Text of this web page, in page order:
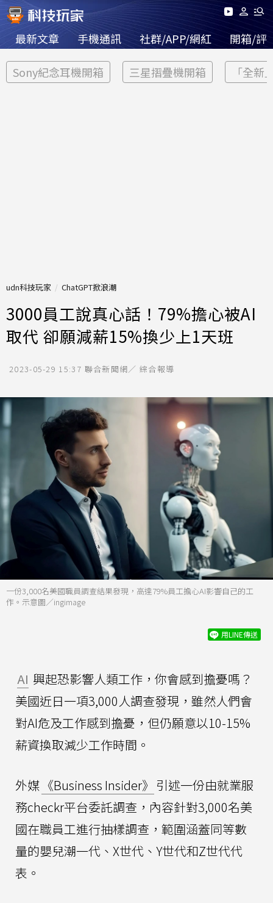
最新文章 手機通訊 社群/APP/網紅 開箱/評
Sony紀念耳機開箱 三星摺疊機開箱 「全新
udn科技玩家 ChatGPT掀浪潮
3000員工說真心話！79%擔心被AI
取代 卻願減薪15%換少上1天班
2023-05-29 15:37 聯合新聞網／ 綜合報導
一份3,000名美國職員調查結果發現，高達79%員工擔心AI影響自己的工
作。示意圖／ingimage
用LINE傳送
AI 興起恐影響人類工作，你會感到擔憂嗎？
美國近日一項3,000人調查發現，雖然人們會
對AI危及工作感到擔憂，但仍願意以10-15%
薪資換取減少工作時間。
外媒 《Business Insider》 引述一份由就業服
務checkr平台委託調查，內容針對3,000名美
國在職員工進行抽樣調查，範圍涵蓋同等數
量的嬰兒潮一代、X世代、Y世代和Z世代代
表。